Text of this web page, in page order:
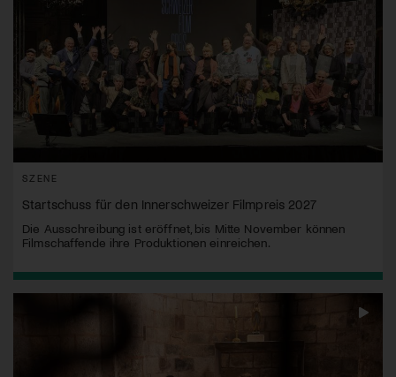
SZENE
Startschuss für den Innerschweizer Filmpreis 2027
Die Ausschreibung ist eröffnet, bis Mitte November können
Filmschaffende ihre Produktionen einreichen.